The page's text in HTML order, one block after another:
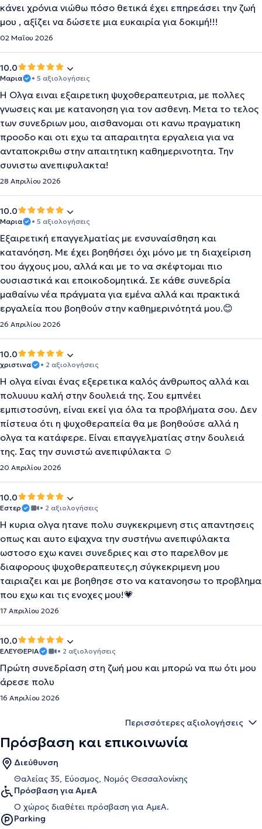
κάνει χρόνια νιώθω πόσο θετικά έχει επηρεάσει την ζωή
μου , αξίζει να δώσετε μια ευκαιρία για δοκιμή!!!
02 Μαΐου 2026
10.0
Μαρια • 5 αξιολογήσεις
Η Ολγα ειναι εξαιρετικη ψυχοθεραπευτρια, με πολλες
γνωσεις και με κατανοηση για τον ασθενη. Μετα το τελος
των συνεδριων μου, αισθανομαι οτι κανω πραγματικη
προοδο και οτι εχω τα απαραιτητα εργαλεια για να
ανταποκριθω στην απαιτητικη καθημερινοτητα. Την
συνιστω ανεπιφυλακτα!
28 Απριλίου 2026
10.0
Μαρια • 5 αξιολογήσεις
Εξαιρετική επαγγελματίας με ενσυναίσθηση και
κατανόηση. Με έχει βοηθήσει όχι μόνο με τη διαχείριση
του άγχους μου, αλλά και με το να σκέφτομαι πιο
ουσιαστικά και εποικοδομητικά. Σε κάθε συνεδρία
μαθαίνω νέα πράγματα για εμένα αλλά και πρακτικά
εργαλεία που βοηθούν στην καθημερινότητά μου.😊
26 Απριλίου 2026
10.0
χριστινα • 2 αξιολογήσεις
Η ολγα είναι ένας εξερετικα καλός άνθρωπος αλλά και
πολυυυυ καλή στην δουλειά της. Σου εμπνέει
εμπιστοσύνη, είναι εκεί για όλα τα προβλήματα σου. Δεν
πίστευα ότι η ψυχοθεραπεία θα με βοηθούσε αλλά η
ολγα τα κατάφερε. Είναι επαγγελματίας στην δουλειά
της. Σας την συνιστώ ανεπιφύλακτα ☺️
20 Απριλίου 2026
10.0
Εστερ • 2 αξιολογήσεις
Η κυρια ολγα ητανε πολυ συγκεκριμενη στις απαντησεις
οπως και αυτο εψαχνα την συστήνω ανεπιφύλακτα
ωστοσο εχω κανει συνεδριες και στο παρελθον με
διαφορους ψυχοθεραπευτες,η σύγκεκριμενη μου
ταιριαζει και με βοηθησε στο να κατανοησω το προβλημα
που εχω και τις ενοχες μου!💗
17 Απριλίου 2026
10.0
ΕΛΕΥΘΕΡΙΑ • 2 αξιολογήσεις
Πρώτη συνεδρίαση στη ζωή μου και μπορώ να πω ότι μου
άρεσε πολυ
16 Απριλίου 2026
Περισσότερες αξιολογήσεις
Πρόσβαση και επικοινωνία
Διεύθυνση
Θαλείας 35, Εύοσμος, Νομός Θεσσαλονίκης
Πρόσβαση για ΑμεΑ
Ο χώρος διαθέτει πρόσβαση για ΑμεΑ.
Parking